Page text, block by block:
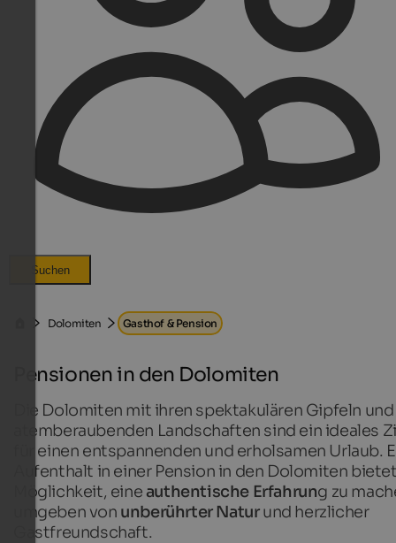
Suchen
Dolomiten Gasthof & Pension
Pensionen in den Dolomiten
Die Dolomiten mit ihren spektakulären Gipfeln und
atemberaubenden Landschaften sind ein ideales
für einen entspannenden und erholsamen Urlaub.
Aufenthalt in einer Pension in den Dolomiten
Möglichkeit, eine authentische Erfahrung zu
umgeben von unberührter Naturund herzlicher
Gastfreundschaft.